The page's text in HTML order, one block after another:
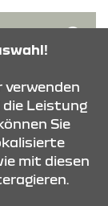
verwenden
die Leistung
Sie
mit diesen